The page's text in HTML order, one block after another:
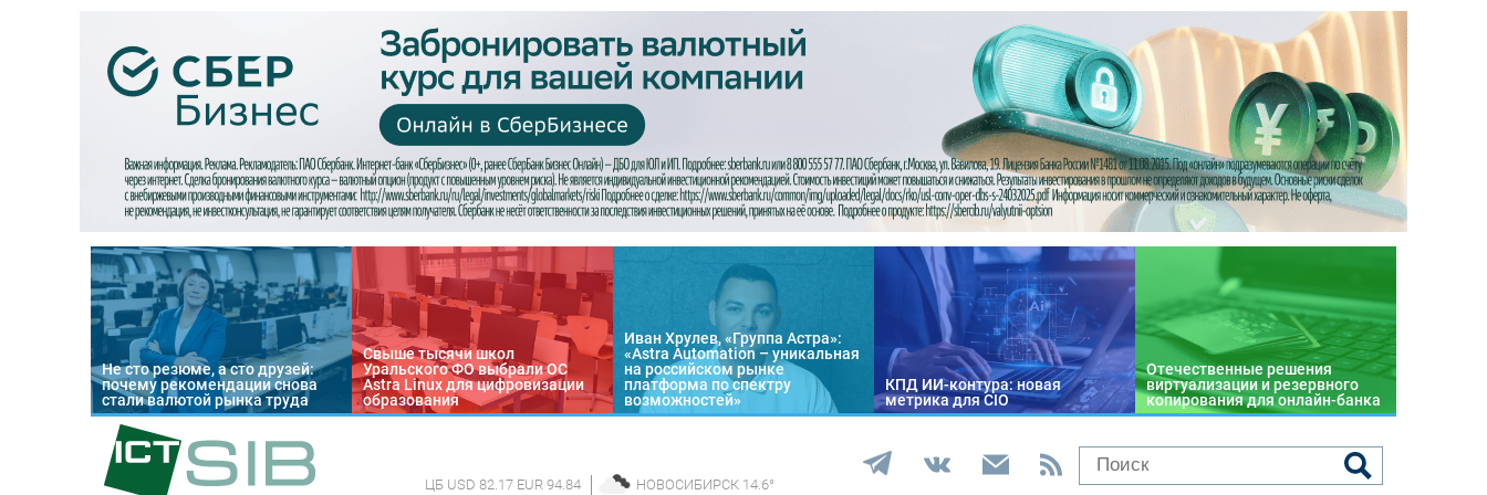
Не сто резюме, а сто друзей:
почему рекомендации снова
стали валютой рынка труда
Свыше тысячи школ
Уральского ФО выбрали ОС
Astra Linux для цифровизации
образования
Иван Хрулев, «Группа Астра»:
«Astra Automation – уникальная
на российском рынке
платформа по спектру
возможностей»
КПД ИИ-контура: новая
метрика для CIO
Отечественные решения
виртуализации и резервного
копирования для онлайн-банка
ЦБ USD 82.17 EUR 94.84 НОВОСИБИРСК 14.6°